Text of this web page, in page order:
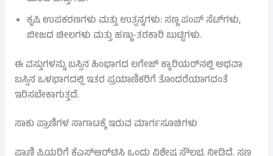
ಕೃಷಿ ಉಪಕರಣಗಳು ಮತ್ತು ಉತ್ಪನ್ನಗಳು: ಸಣ್ಣ ಪಂಪ್ ಸೆಟ್‌ಗಳು,
ಬೀಜದ ಚೀಲಗಳು ಮತ್ತು ಹಣ್ಣು-ತರಕಾರಿ ಬುಟ್ಟಿಗಳು.
ಈ ವಸ್ತುಗಳನ್ನು ಬಸ್ಸಿನ ಹಿಂಭಾಗದ ಲಗೇಜ್ ಕ್ಯಾರಿಯರ್‌ನಲ್ಲಿ ಅಥವಾ
ಬಸ್ಸಿನ ಒಳಭಾಗದಲ್ಲಿ ಇತರ ಪ್ರಯಾಣಿಕರಿಗೆ ತೊಂದರೆಯಾಗದಂತೆ
ಇರಿಸಬೇಕಾಗುತ್ತದೆ.
ಸಾಕು ಪ್ರಾಣಿಗಳ ಸಾಗಾಟಕ್ಕೆ ಇರುವ ಮಾರ್ಗಸೂಚಿಗಳು